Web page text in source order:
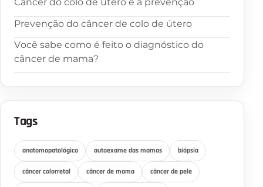
Câncer do colo de útero e a prevenção
Prevenção do câncer de colo de útero
Você sabe como é feito o diagnóstico do
câncer de mama?
Tags
anatomopatológico autoexame das mamas biópsia
câncer colorretal câncer de mama câncer de pele